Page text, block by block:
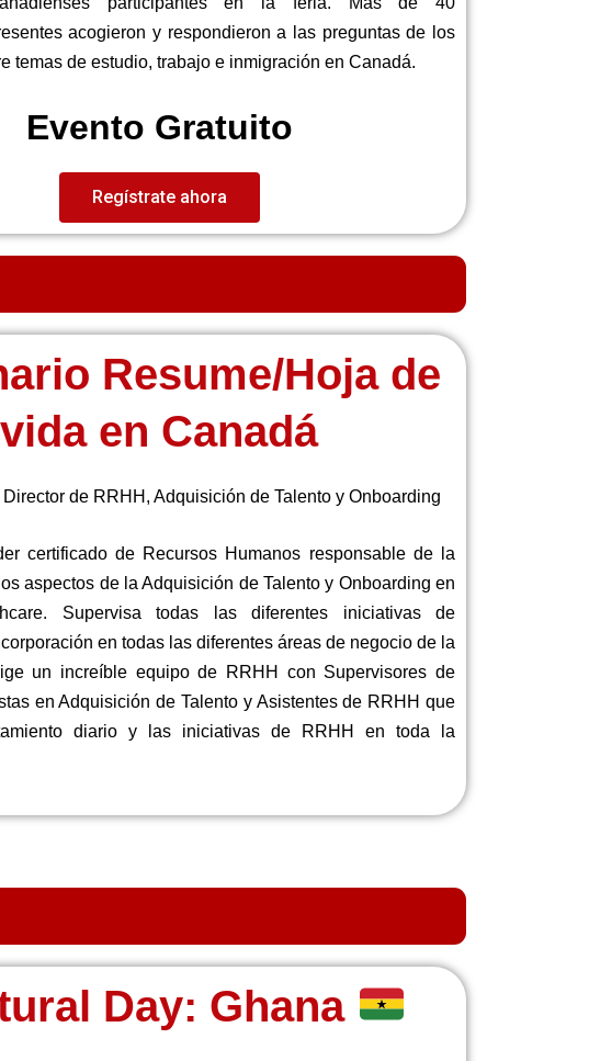
acogieron y respondieron a las preguntas de los
temas de estudio, trabajo e inmigración en Canadá.
Evento Gratuito
Regístrate ahora
Resume/Hoja de
vida en Canadá
de RRHH, Adquisición de Talento y Onboarding
certificado de Recursos Humanos responsable de la
aspectos de la Adquisición de Talento y Onboarding en
Supervisa todas las diferentes iniciativas de
en todas las diferentes áreas de negocio de la
un increíble equipo de RRHH con Supervisores de
en Adquisición de Talento y Asistentes de RRHH que
diario y las iniciativas de RRHH en toda la
Day: Ghana